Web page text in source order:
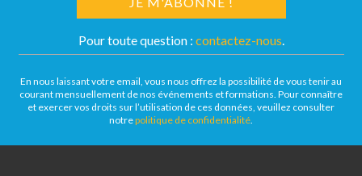
Pour toute question : contactez-nous.
En nous laissant votre email, vous nous offrez la possibilité de vous tenir au
courant mensuellement de nos événements et formations. Pour connaître
et exercer vos droits sur l’utilisation de ces données, veuillez consulter
notrepolitique de confidentialité.